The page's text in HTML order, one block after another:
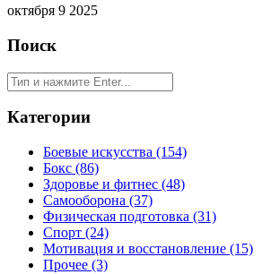
октября 9 2025
Поиск
Категории
Боевые искусства (154)
Бокс (86)
Здоровье и фитнес (48)
Самооборона (37)
Физическая подготовка (31)
Спорт (24)
Мотивация и восстановление (15)
Прочее (3)